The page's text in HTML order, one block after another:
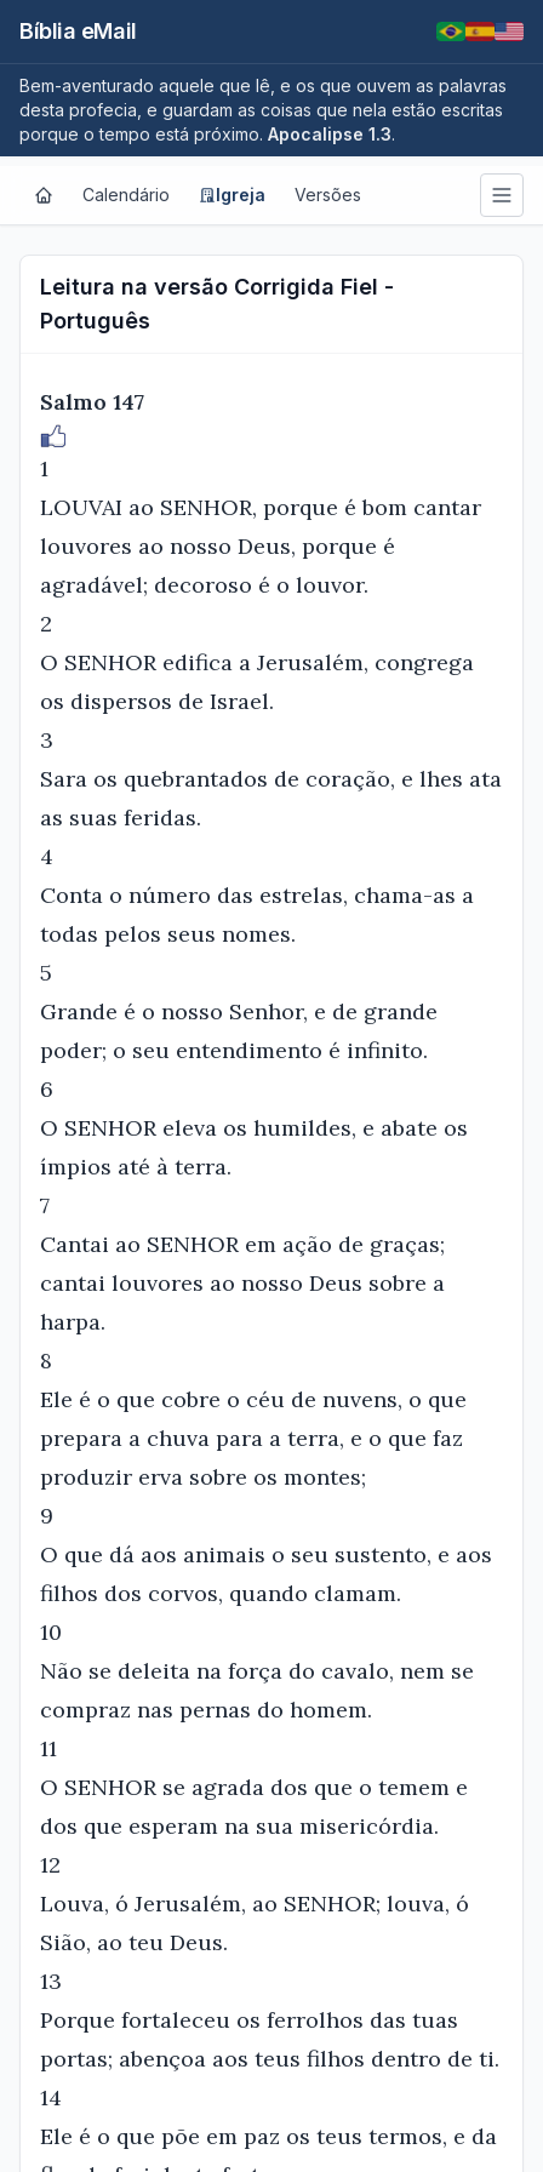
Bíblia eMail
Bem-aventurado aquele que lê, e os que ouvem as palavras
desta profecia, e guardam as coisas que nela estão escritas
porque o tempo está próximo. Apocalipse 1.3.
Calendário Igreja Versões
Leitura na versão Corrigida Fiel -
Português
Salmo 147
1
LOUVAI ao SENHOR, porque é bom cantar
louvores ao nosso Deus, porque é
agradável; decoroso é o louvor.
2
O SENHOR edifica a Jerusalém, congrega
os dispersos de Israel.
3
Sara os quebrantados de coração, e lhes ata
as suas feridas.
4
Conta o número das estrelas, chama-as a
todas pelos seus nomes.
5
Grande é o nosso Senhor, e de grande
poder; o seu entendimento é infinito.
6
O SENHOR eleva os humildes, e abate os
ímpios até à terra.
7
Cantai ao SENHOR em ação de graças;
cantai louvores ao nosso Deus sobre a
harpa.
8
Ele é o que cobre o céu de nuvens, o que
prepara a chuva para a terra, e o que faz
produzir erva sobre os montes;
9
O que dá aos animais o seu sustento, e aos
filhos dos corvos, quando clamam.
10
Não se deleita na força do cavalo, nem se
compraz nas pernas do homem.
11
O SENHOR se agrada dos que o temem e
dos que esperam na sua misericórdia.
12
Louva, ó Jerusalém, ao SENHOR; louva, ó
Sião, ao teu Deus.
13
Porque fortaleceu os ferrolhos das tuas
portas; abençoa aos teus filhos dentro de ti.
14
Ele é o que põe em paz os teus termos, e da